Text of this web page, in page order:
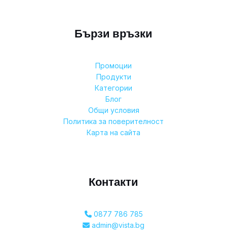
Бързи връзки
Промоции
Продукти
Категории
Блог
Общи условия
Политика за поверителност
Карта на сайта
Контакти
0877 786 785
admin@vista.bg